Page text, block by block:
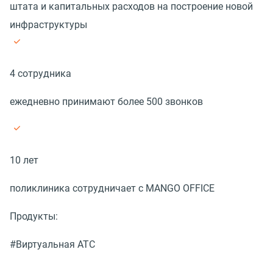
штата и капитальных расходов на построение новой
инфраструктуры
4 сотрудника
ежедневно принимают более 500 звонков
10 лет
поликлиника сотрудничает с MANGO OFFICE
Продукты:
#Виртуальная АТС